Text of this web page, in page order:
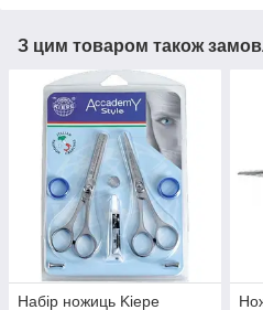
З цим товаром також
Набір ножиць Kiepe